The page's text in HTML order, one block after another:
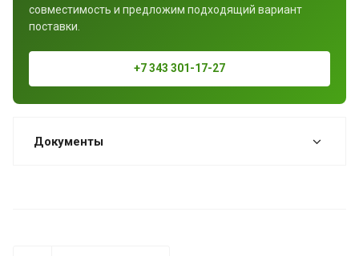
совместимость и предложим подходящий вариант
поставки.
+7 343 301-17-27
Документы